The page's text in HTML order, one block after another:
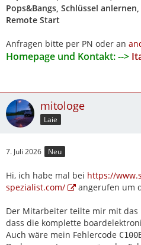
Pops&Bangs, Schlüssel
Remote Start
Anfragen bitte per PN oder an
Homepage und Kontakt: -->
mitologe
Laie
7. Juli 2026 Neu
Hi, ich habe mal bei https://
spezialist.com/
angerufen um
Der Mitarbeiter teilte mir mit das
dass die komplette
Auch wäre mein Fehlercode